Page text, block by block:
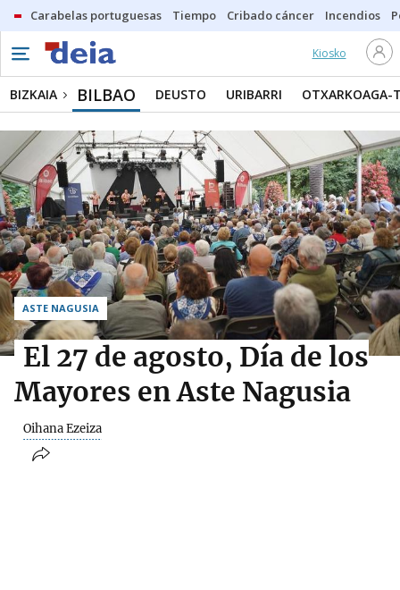
Carabelas portuguesas Tiempo Cribado cáncer Incendios
Kiosko
BIZKAIA BILBAO DEUSTO URIBARRI OTXARKOAGA-
ASTE NAGUSIA
El 27 de agosto, Día de los
Mayores en Aste Nagusia
Oihana Ezeiza